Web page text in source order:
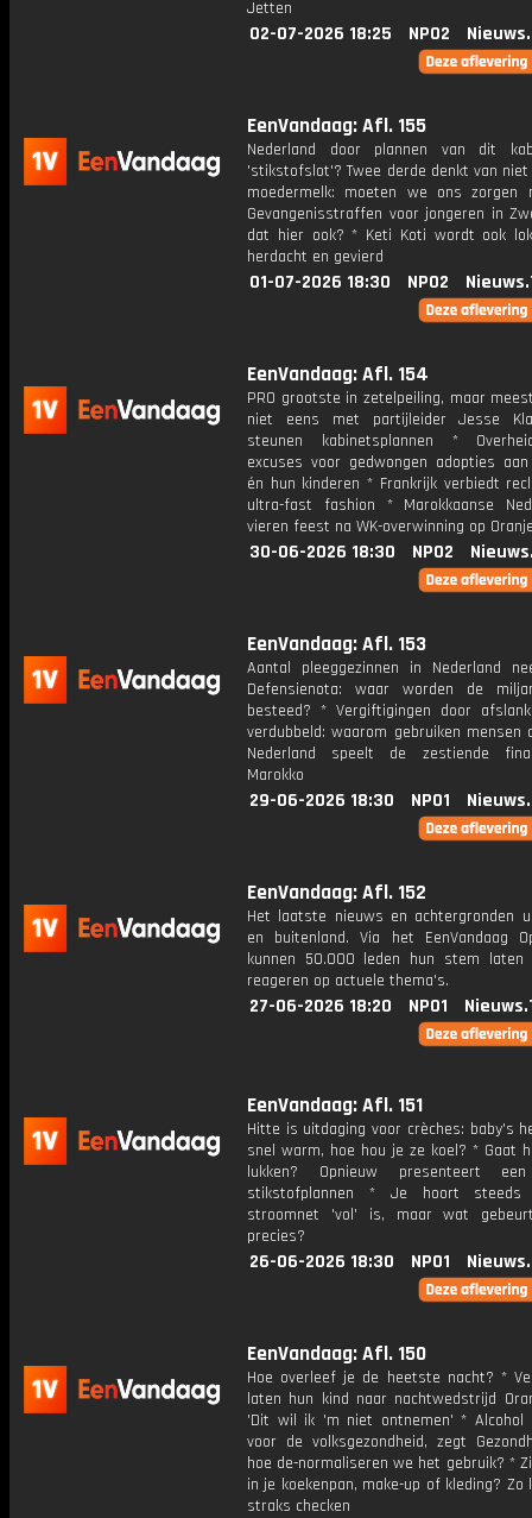
Jetten
02-07-2026 18:25 NPO2
EenVandaag: Afl. 155
Nederland door plannen van dit
'stikstofslot'? Twee derde denkt van niet
moedermelk: moeten we ons zorgen
Gevangenisstraffen voor jongeren in
dat hier ook? * Keti Koti wordt ook
herdacht en gevierd
01-07-2026 18:30 NPO2
EenVandaag: Afl. 154
PRO grootste in zetelpeiling, maar
niet eens met partijleider Jesse
steunen kabinetsplannen *
excuses voor gedwongen adopties
én hun kinderen * Frankrijk verbiedt
ultra-fast fashion * Marokkaanse
vieren feest na WK-overwinning op
30-06-2026 18:30 NPO2
EenVandaag: Afl. 153
Aantal pleeggezinnen in Nederland
Defensienota: waar worden de
besteed? * Vergiftigingen door
verdubbeld: waarom gebruiken mensen
Nederland speelt de zestiende
Marokko
29-06-2026 18:30 NPO1
EenVandaag: Afl. 152
Het laatste nieuws en achtergronden
en buitenland. Via het EenVandaag
kunnen 50.000 leden hun stem laten
reageren op actuele thema's.
27-06-2026 18:20 NPO1
EenVandaag: Afl. 151
Hitte is uitdaging voor crèches: baby's
snel warm, hoe hou je ze koel? * Gaat
lukken? Opnieuw presenteert
stikstofplannen * Je hoort
stroomnet 'vol' is, maar wat
precies?
26-06-2026 18:30 NPO1
EenVandaag: Afl. 150
Hoe overleef je de heetste nacht? *
laten hun kind naar nachtwedstrijd
'Dit wil ik 'm niet ontnemen' * Alcohol
voor de volksgezondheid, zegt
hoe de-normaliseren we het gebruik? *
in je koekenpan, make-up of kleding? Zo
straks checken